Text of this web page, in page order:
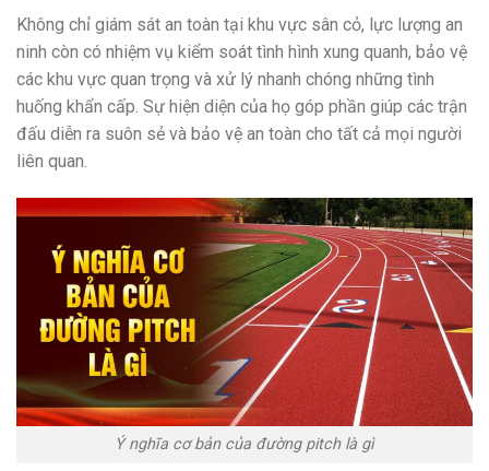
Không chỉ giám sát an toàn tại khu vực sân cỏ, lực lượng an
ninh còn có nhiệm vụ kiểm soát tình hình xung quanh, bảo vệ
các khu vực quan trọng và xử lý nhanh chóng những tình
huống khẩn cấp. Sự hiện diện của họ góp phần giúp các trận
đấu diễn ra suôn sẻ và bảo vệ an toàn cho tất cả mọi người
liên quan.
Ý nghĩa cơ bản của đường pitch là gì